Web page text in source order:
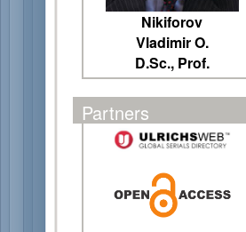
Nikiforov
Vladimir O.
D.Sc., Prof.
Partners